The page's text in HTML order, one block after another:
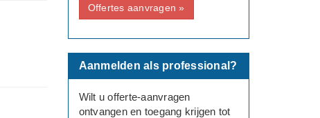
Offertes aanvragen »
Aanmelden als professional?
Wilt u offerte-aanvragen
ontvangen en toegang krijgen tot